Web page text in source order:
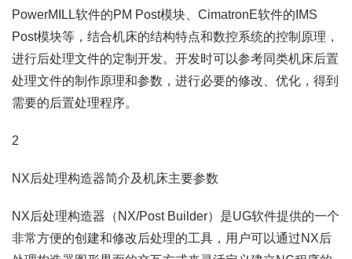
PowerMILL软件的PM Post模块、CimatronE软件的IMS
Post模块等，结合机床的结构特点和数控系统的控制原理，
进行后处理文件的定制开发。开发时可以参考同类机床后置
处理文件的制作原理和参数，进行必要的修改、优化，得到
需要的后置处理程序。
2
NX后处理构造器简介及机床主要参数
NX后处理构造器（NX/Post Builder）是UG软件提供的一个
非常方便的创建和修改后处理的工具，用户可以通过NX后